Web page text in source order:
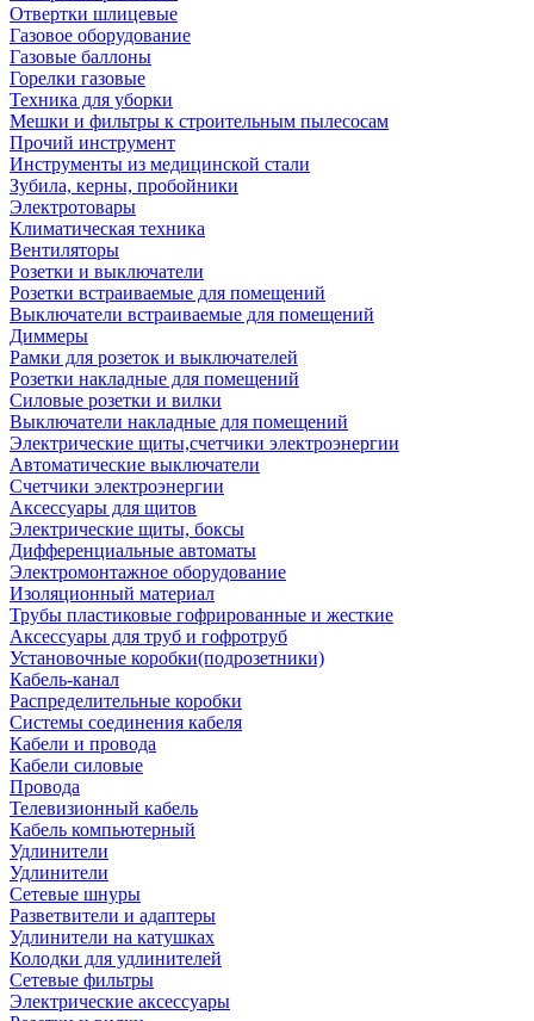
Отвертки шлицевые
Газовое оборудование
Газовые баллоны
Горелки газовые
Техника для уборки
Мешки и фильтры к строительным пылесосам
Прочий инструмент
Инструменты из медицинской стали
Зубила, керны, пробойники
Электротовары
Климатическая техника
Вентиляторы
Розетки и выключатели
Розетки встраиваемые для помещений
Выключатели встраиваемые для помещений
Диммеры
Рамки для розеток и выключателей
Розетки накладные для помещений
Силовые розетки и вилки
Выключатели накладные для помещений
Электрические щиты,счетчики электроэнергии
Автоматические выключатели
Счетчики электроэнергии
Аксессуары для щитов
Электрические щиты, боксы
Дифференциальные автоматы
Электромонтажное оборудование
Изоляционный материал
Трубы пластиковые гофрированные и жесткие
Аксессуары для труб и гофротруб
Установочные коробки(подрозетники)
Кабель-канал
Распределительные коробки
Системы соединения кабеля
Кабели и провода
Кабели силовые
Провода
Телевизионный кабель
Кабель компьютерный
Удлинители
Удлинители
Сетевые шнуры
Разветвители и адаптеры
Удлинители на катушках
Колодки для удлинителей
Сетевые фильтры
Электрические аксессуары